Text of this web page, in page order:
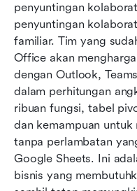
penyuntingan
penyuntingan
familiar. Tim yang
Office akan
dengan Outlook,
dalam perhitungan
ribuan fungsi, tabel
dan kemampuan
tanpa perlambatan
Google Sheets. Ini
bisnis yang